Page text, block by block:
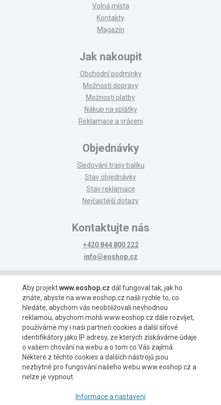
Volná místa
Kontakty
Magazín
Jak nakoupit
Obchodní podmínky
Možnosti dopravy
Možnosti platby
Nákup na splátky
Reklamace a vrácení
Objednávky
Sledování trasy balíku
Stav objednávky
Stav reklamace
Nejčastější dotazy
Kontaktujte nás
+420 844 800 222
info@eoshop.cz
Možnosti platby
Možnosti dopravy
Aby projektwww.eoshop.cz dál fungoval tak, jak ho
znáte, abyste na www.eoshop.cz našli rychle to, co
hledáte, abychom vás neobtěžovali nevhodnou
reklamou, abychom mohli www.eoshop.cz dále rozvíjet,
používáme my i naši partneři cookies a další síťové
identifikátory jako IP adresy, ze kterých získáváme údaje
o vašem chování na webu a o tom co Vás zajímá.
Některé z těchto cookies a dalších nástrojů jsou
nezbytné pro fungování našeho webu www.eoshop.cz a
nelze je vypnout.
Informace a nastavení